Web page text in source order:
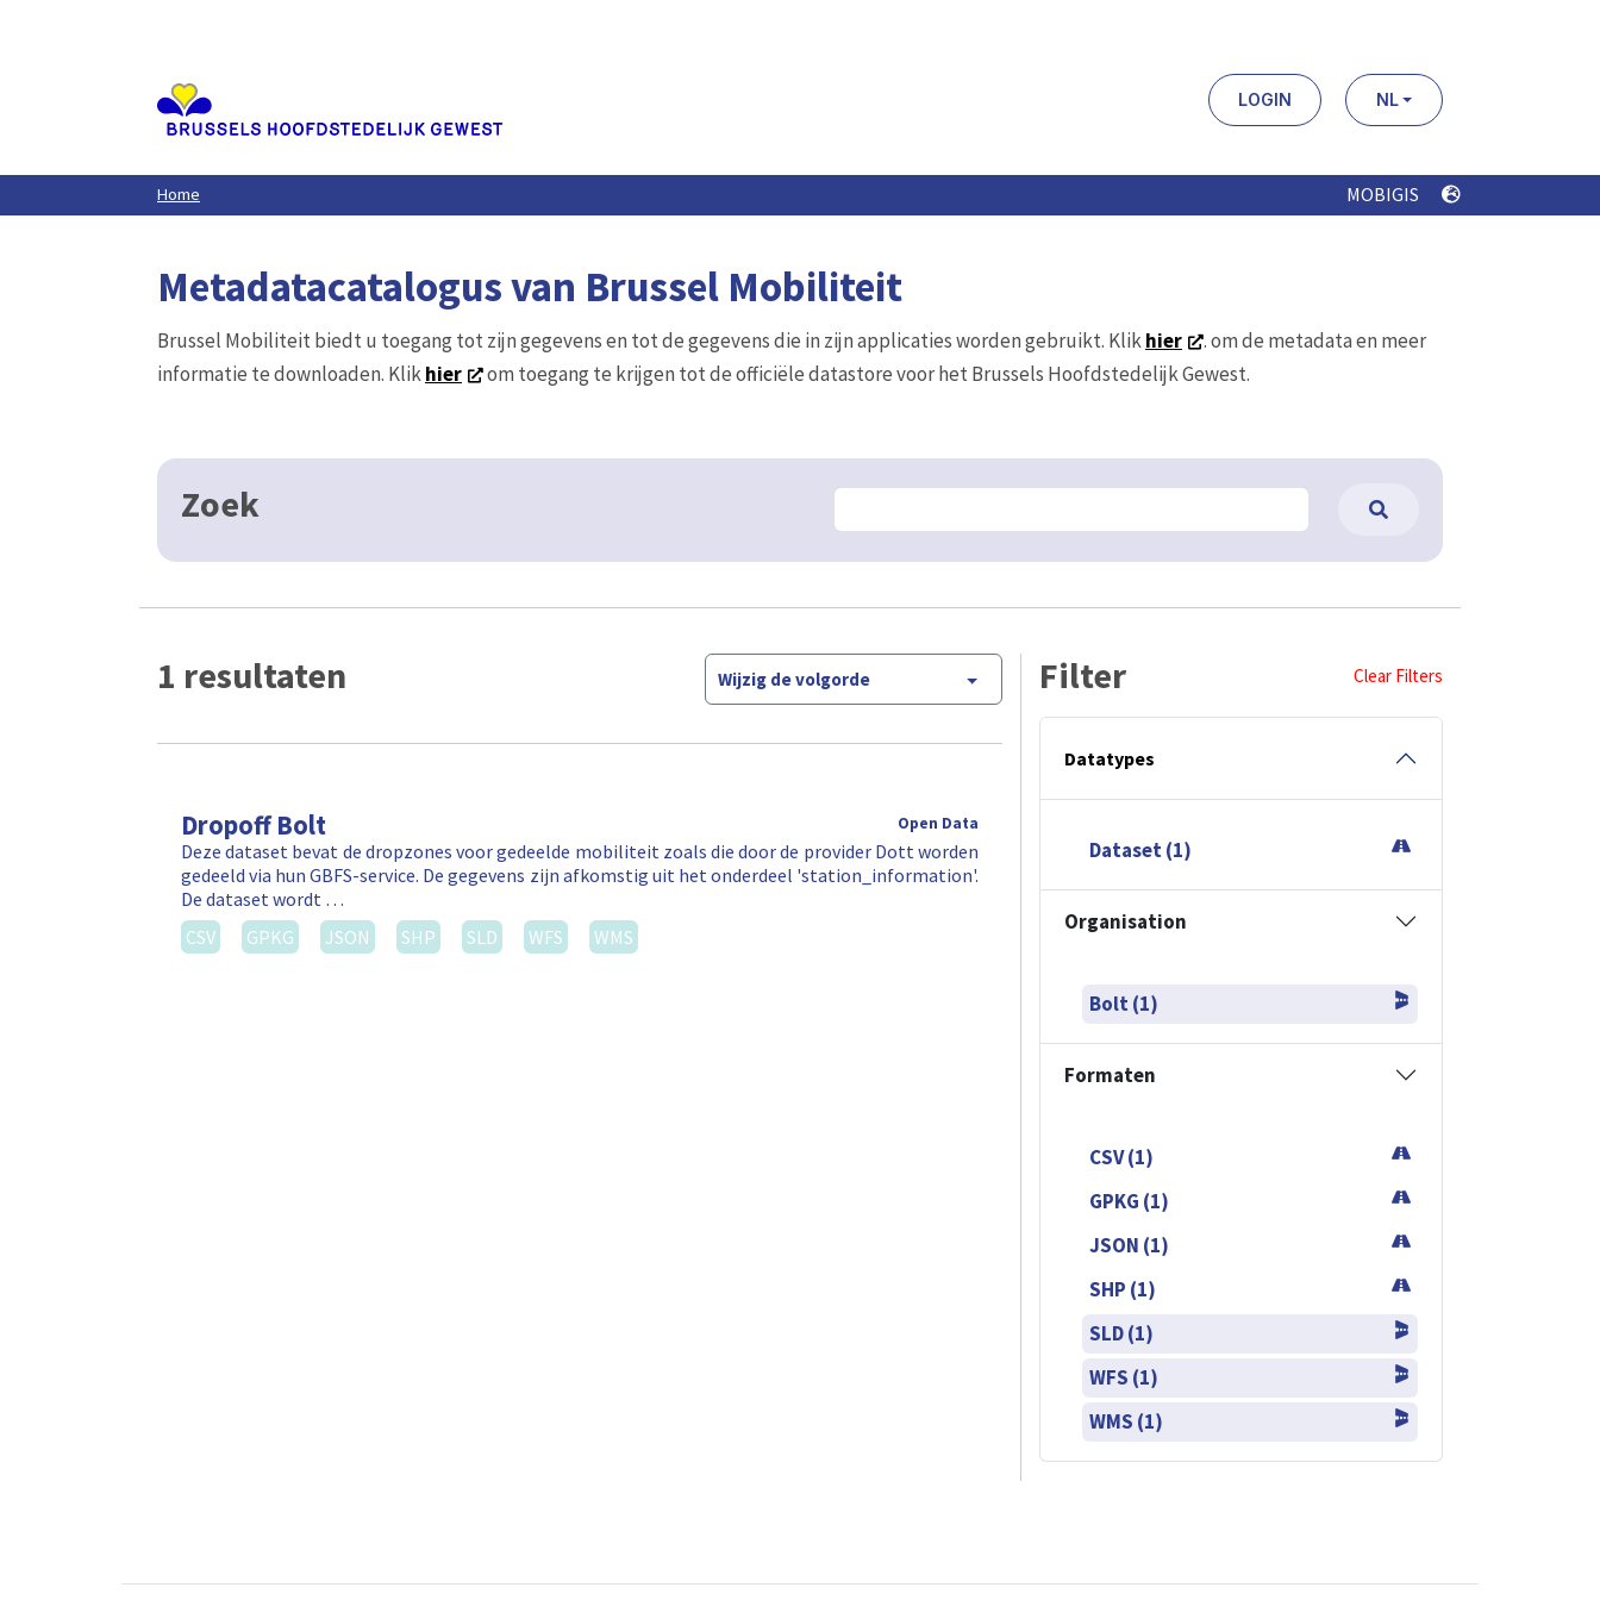
LOGIN NL
Home MOBIGIS
Metadatacatalogus van Brussel Mobiliteit
Brussel Mobiliteit biedt u toegang tot zijn gegevens en tot de gegevens die in zijn applicaties worden gebruikt. Klikhier
. om de metadata en meer
informatie te downloaden. Klikhier om toegang te krijgen tot de officiële datastore voor het Brussels Hoofdstedelijk Gewest.
Zoek
1 resultaten Wijzig de volgorde
Dropoff Bolt Open Data
Deze dataset bevat de dropzones voor gedeelde mobiliteit zoals die door de provider Dott worden
gedeeld via hun GBFS-service. De gegevens zijn afkomstig uit het onderdeel 'station_information'.
De dataset wordt …
CSV
GPKG JSON SHP SLD WFS WMS
Filter Clear Filters
Datatypes
Dataset (1)
Organisation
Bolt (1)
Formaten
CSV (1)
GPKG (1)
JSON (1)
SHP (1)
SLD (1)
WFS (1)
WMS (1)